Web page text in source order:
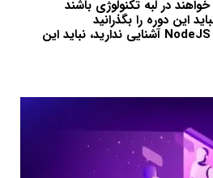
در لبه تکنولوژی باشند
این دوره را بگذرانید
اگر با جاوا اسکریپت و NodeJS آشنایی ندارید، نباید این